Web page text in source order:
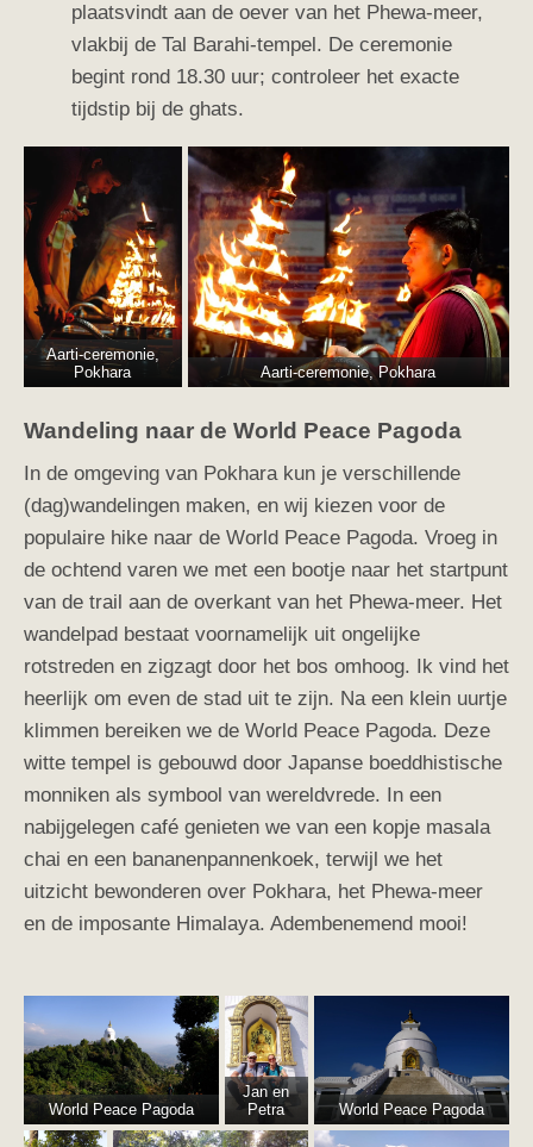
plaatsvindt aan de oever van het Phewa-meer,
vlakbij de Tal Barahi-tempel. De ceremonie
begint rond 18.30 uur; controleer het exacte
tijdstip bij de ghats.
Aarti-ceremonie,
Pokhara
Aarti-ceremonie, Pokhara
Wandeling naar de World Peace Pagoda
In de omgeving van Pokhara kun je verschillende
(dag)wandelingen maken, en wij kiezen voor de
populaire hike naar de World Peace Pagoda. Vroeg in
de ochtend varen we met een bootje naar het startpunt
van de trail aan de overkant van het Phewa-meer. Het
wandelpad bestaat voornamelijk uit ongelijke
rotstreden en zigzagt door het bos omhoog. Ik vind het
heerlijk om even de stad uit te zijn. Na een klein uurtje
klimmen bereiken we de World Peace Pagoda. Deze
witte tempel is gebouwd door Japanse boeddhistische
monniken als symbool van wereldvrede. In een
nabijgelegen café genieten we van een kopje masala
chai en een bananenpannenkoek, terwijl we het
uitzicht bewonderen over Pokhara, het Phewa-meer
en de imposante Himalaya. Adembenemend mooi!
World Peace Pagoda
Jan en
Petra
World Peace Pagoda